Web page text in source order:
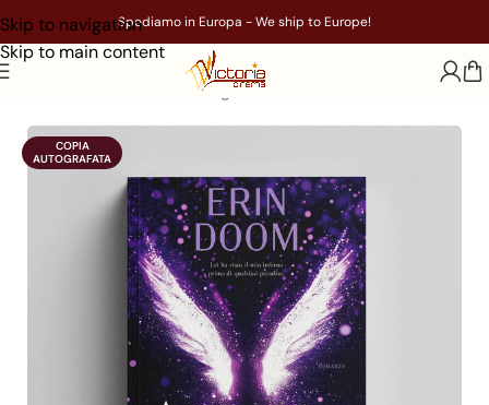
Skip to navigation
Skip to main content
Spediamo in Europa - We ship to Europe!
Young Adult
COPIA
AUTOGRAFATA